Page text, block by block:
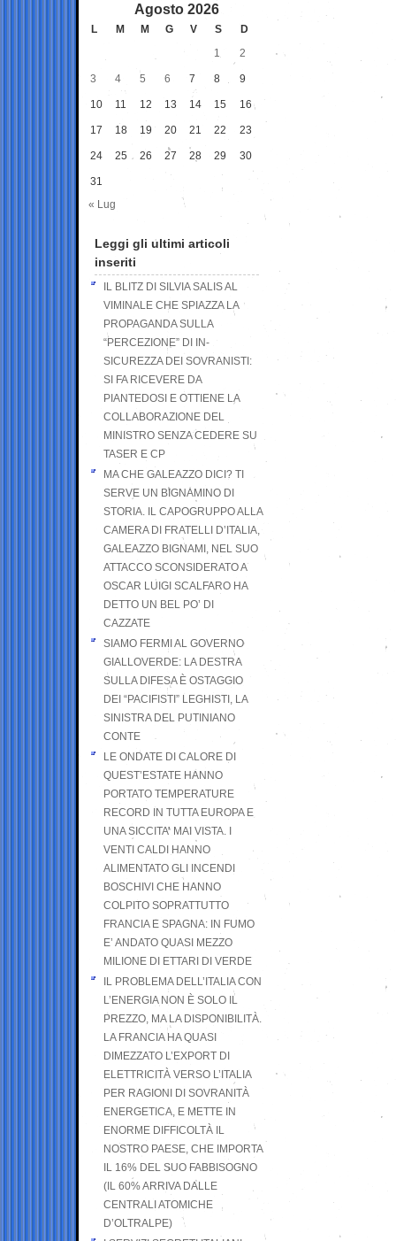
Agosto 2026
L M M G V S
D
1
2
3 4 5 6 7 8 9
10 11 12 13 14 15 16
17 18 19 20 21 22 23
24 25 26 27 28 29 30
31
« Lug
Leggi gli ultimi articoli
inseriti
IL BLITZ DI SILVIA SALIS AL
VIMINALE CHE SPIAZZA LA
PROPAGANDA SULLA
“PERCEZIONE” DI IN-
SICUREZZA DEI SOVRANISTI:
SI FA RICEVERE DA
PIANTEDOSI E OTTIENE LA
COLLABORAZIONE DEL
MINISTRO SENZA CEDERE SU
TASER E CP
MA CHE GALEAZZO DICI? TI
SERVE UN BIGNAMINO DI
STORIA. IL CAPOGRUPPO ALLA
CAMERA DI FRATELLI D’ITALIA,
GALEAZZO BIGNAMI, NEL SUO
ATTACCO SCONSIDERATO A
OSCAR LUIGI SCALFARO HA
DETTO UN BEL PO’ DI
CAZZATE
SIAMO FERMI AL GOVERNO
GIALLOVERDE: LA DESTRA
SULLA DIFESA È OSTAGGIO
DEI “PACIFISTI” LEGHISTI, LA
SINISTRA DEL PUTINIANO
CONTE
LE ONDATE DI CALORE DI
QUEST’ESTATE HANNO
PORTATO TEMPERATURE
RECORD IN TUTTA EUROPA E
UNA SICCITA’ MAI VISTA. I
VENTI CALDI HANNO
ALIMENTATO GLI INCENDI
BOSCHIVI CHE HANNO
COLPITO SOPRATTUTTO
FRANCIA E SPAGNA: IN FUMO
E’ ANDATO QUASI MEZZO
MILIONE DI ETTARI DI VERDE
IL PROBLEMA DELL’ITALIA CON
L’ENERGIA NON È SOLO IL
PREZZO, MA LA DISPONIBILITÀ.
LA FRANCIA HA QUASI
DIMEZZATO L’EXPORT DI
ELETTRICITÀ VERSO L’ITALIA
PER RAGIONI DI SOVRANITÀ
ENERGETICA, E METTE IN
ENORME DIFFICOLTÀ IL
NOSTRO PAESE, CHE IMPORTA
IL 16% DEL SUO FABBISOGNO
(IL 60% ARRIVA DALLE
CENTRALI ATOMICHE
D’OLTRALPE)